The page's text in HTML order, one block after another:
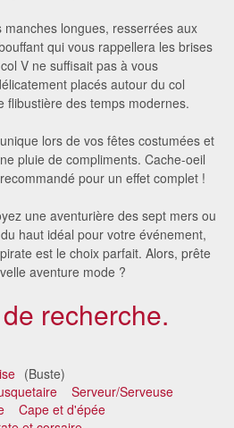
longues, resserrées aux
qui vous rappellera les brises
V ne suffisait pas à vous
placés autour du col
flibustière des temps modernes.
lors de vos fêtes costumées et
pluie de compliments. Cache-oeil
pour un effet complet !
une aventurière des sept mers ou
haut idéal pour votre événement,
est le choix parfait. Alors, prête
aventure mode ?
recherche.
(Buste)
Serveur/Serveuse
Cape et d'épée